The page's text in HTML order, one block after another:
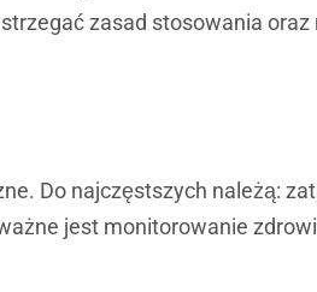
zasad stosowania
Do najczęstszych należą:
jest monitorowanie